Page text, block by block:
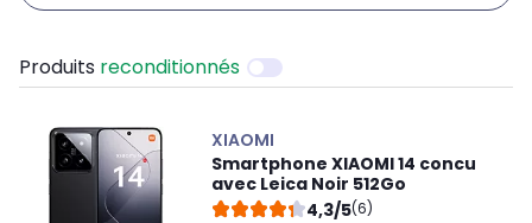
Produits reconditionnés
XIAOMI
Smartphone XIAOMI 14 concu
avec Leica Noir 512Go
4,3/5(6)